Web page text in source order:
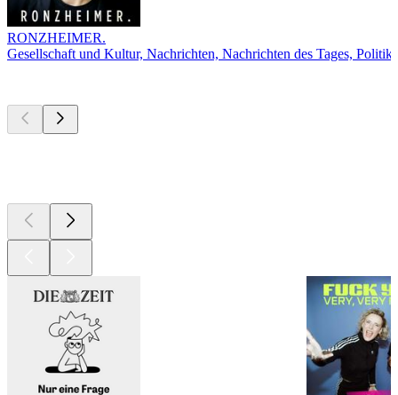
RONZHEIMER.
Gesellschaft und Kultur, Nachrichten, Nachrichten des Tages, Politik